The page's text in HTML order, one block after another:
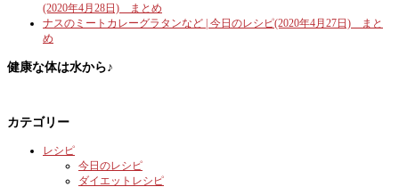
(2020年4月28日) まとめ
ナスのミートカレーグラタンなど | 今日のレシピ(2020年4月27日) まと
め
健康な体は水から♪
カテゴリー
レシピ
今日のレシピ
ダイエットレシピ